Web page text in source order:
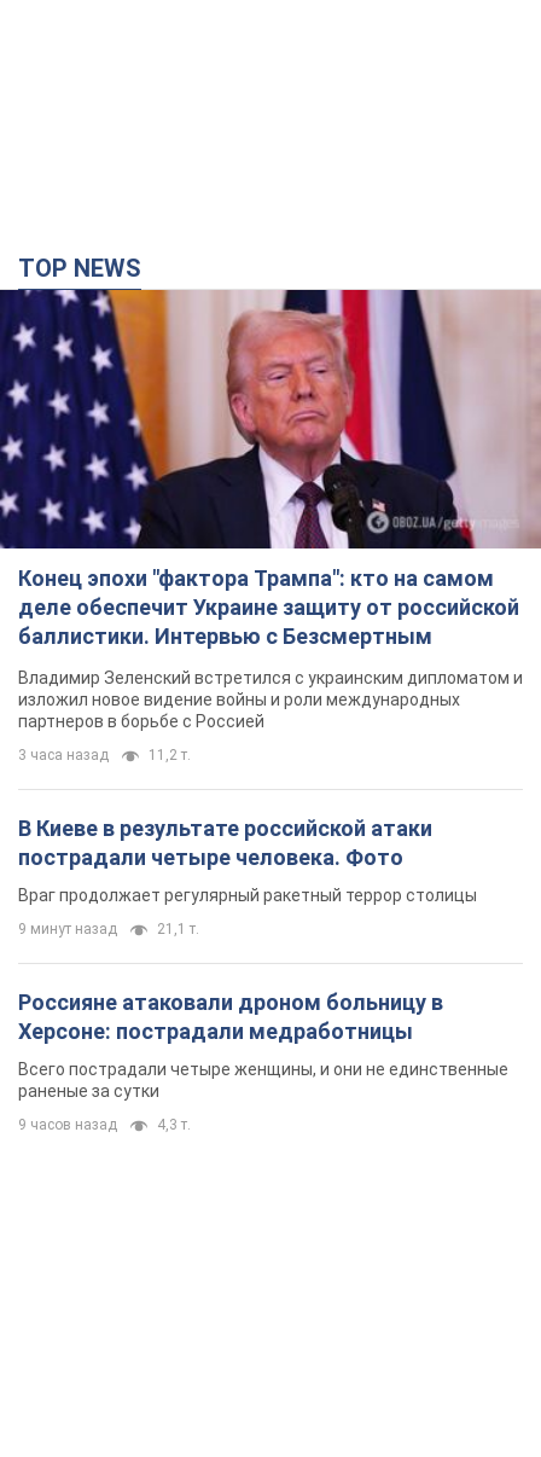
TOP NEWS
Конец эпохи "фактора Трампа": кто на самом
деле обеспечит Украине защиту от российской
баллистики. Интервью с Безсмертным
Владимир Зеленский встретился с украинским дипломатом и
изложил новое видение войны и роли международных
партнеров в борьбе с Россией
3 часа назад 11,2 т.
В Киеве в результате российской атаки
пострадали четыре человека. Фото
Враг продолжает регулярный ракетный террор столицы
9 минут назад 21,1 т.
Россияне атаковали дроном больницу в
Херсоне: пострадали медработницы
Всего пострадали четыре женщины, и они не единственные
раненые за сутки
9 часов назад 4,3 т.